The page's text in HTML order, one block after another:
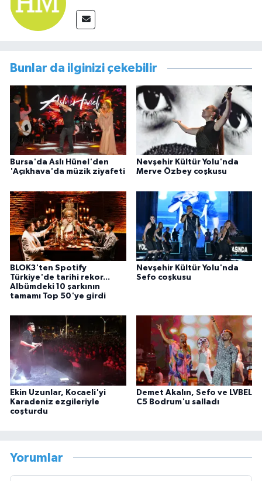
Bunlar da ilginizi çekebilir
Bursa'da Aslı Hünel'den
'Açıkhava'da müzik ziyafeti
Nevşehir Kültür Yolu'nda
Merve Özbey coşkusu
BLOK3'ten Spotify
Türkiye'de tarihi rekor...
Albümdeki 10 şarkının
tamamı Top 50'ye girdi
Nevşehir Kültür Yolu'nda
Sefo coşkusu
Ekin Uzunlar, Kocaeli'yi
Karadeniz ezgileriyle
coşturdu
Demet Akalın, Sefo ve LVBEL
C5 Bodrum'u salladı
Yorumlar